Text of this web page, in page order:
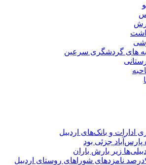
های گردشگری سرعین
ادارات و بانک‌های اردبیل
پارس‌‌آباد جزئی بود
زیر بارش باران